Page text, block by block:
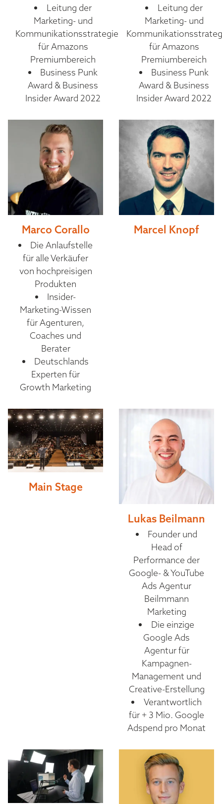
Leitung der
Marketing- und
Kommunikationsstrategie
für Amazons
Premiumbereich
Business Punk
Award & Business
Insider Award 2022
Leitung der
Marketing- und
für Amazons
Premiumbereich
Business Punk
Award & Business
Insider Award 2022
Marco Corallo
Die Anlaufstelle
für alle Verkäufer
von hochpreisigen
Produkten
Insider-
Marketing-Wissen
für Agenturen,
Coaches und
Berater
Deutschlands
Experten für
Growth Marketing
Marcel Knopf
Main Stage
Lukas Beilmann
Founder und
Head of
Performance der
Google- & YouTube
Ads Agentur
Beilmmann
Marketing
Die einzige
Google Ads
Agentur für
Kampagnen-
Management und
Creative-Erstellung
Verantwortlich
für + 3 Mio. Google
Adspend pro Monat